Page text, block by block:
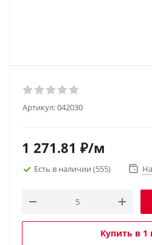
Артикул:042030
1 271.81 ₽/м
Есть в наличии (555)
Купить в 1